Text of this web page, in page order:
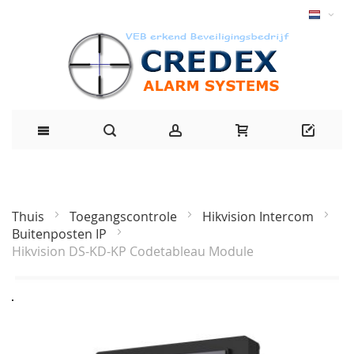
Thuis Toegangscontrole
Hikvision Intercom
Buitenposten IP
Hikvision DS-KD-KP Codetableau Module
naar